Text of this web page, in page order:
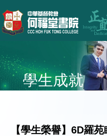
學生成就
【學生榮譽】6D羅